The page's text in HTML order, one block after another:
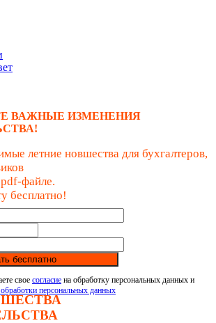
ВАЖНЫЕ ИЗМЕНЕНИЯ
летние новшества для бухгалтеров,
файле.
бесплатно!
бесплатно
свое согласие на обработку персональных данных и
персональных данных